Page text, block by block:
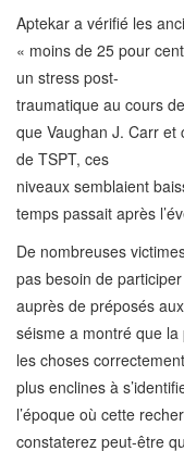
Aptekar a vérifié les
« moins de 25 pour
un stress post-
traumatique au cours
que Vaughan J. Carr et
de TSPT, ces
niveaux semblaient
temps passait après
De nombreuses
pas besoin de
auprès de préposés
séisme a montré que la
les choses
plus enclines à
l’époque où cette
constaterez peut-être